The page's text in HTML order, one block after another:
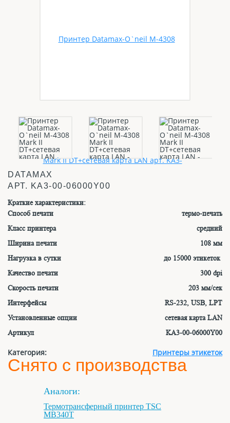
DATAMAX
АРТ. KA3-00-06000Y00
Краткие характеристики:
Способ печати
термо-печать
Класс принтера
средний
Ширина печати
108 мм
Нагрузка в сутки
до 15000 этикеток
Качество печати
300 dpi
Скорость печати
203 мм/сек
Интерфейсы
RS-232, USB, LPT
Установленные опции
сетевая карта LAN
Артикул
KA3-00-06000Y00
Категория: Принтеры этикеток
Снято с производства
Аналоги:
Термотрансферный принтер TSC
MB340T